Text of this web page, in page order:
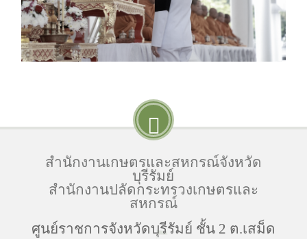
สำนักงานเกษตรและสหกรณ์จังหวัด
บุรีรัมย์
สำนักงานปลัดกระทรวงเกษตรและ
สหกรณ์
ศูนย์ราชการจังหวัดบุรีรัมย์ ชั้น 2 ต.เสม็ด